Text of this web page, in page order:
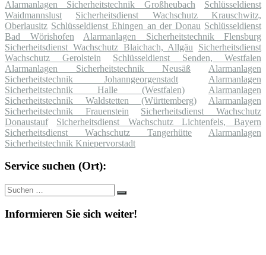
Alarmanlagen Sicherheitstechnik Großheubach
Schlüsseldienst
Waidmannslust
Sicherheitsdienst Wachschutz Krauschwitz,
Oberlausitz Schlüsseldienst Ehingen an der Donau Schlüsseldienst
Bad Wörishofen
Alarmanlagen Sicherheitstechnik Flensburg
Sicherheitsdienst Wachschutz Blaichach, Allgäu
Sicherheitsdienst
Wachschutz Gerolstein
Schlüsseldienst Senden, Westfalen
Alarmanlagen Sicherheitstechnik Neusäß
Alarmanlagen
Sicherheitstechnik Johanngeorgenstadt
Alarmanlagen
Sicherheitstechnik Halle (Westfalen)
Alarmanlagen
Sicherheitstechnik Waldstetten (Württemberg)
Alarmanlagen
Sicherheitstechnik Frauenstein
Sicherheitsdienst Wachschutz
Donaustauf
Sicherheitsdienst Wachschutz Lichtenfels, Bayern
Sicherheitsdienst Wachschutz Tangerhütte
Alarmanlagen
Sicherheitstechnik Kniepervorstadt
Service suchen (Ort):
Suche
nach:
Suchen
Informieren Sie sich weiter!